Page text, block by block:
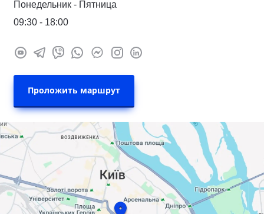
Понедельник - Пятница
09:30 - 18:00
Проложить маршрут